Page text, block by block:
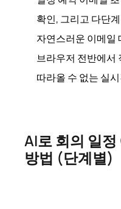
확인, 그리고 다단
자연스러운 이메일
브라우저 전반에서
따라올 수 없는 실
AI로 회의 일
방법 (단계별)